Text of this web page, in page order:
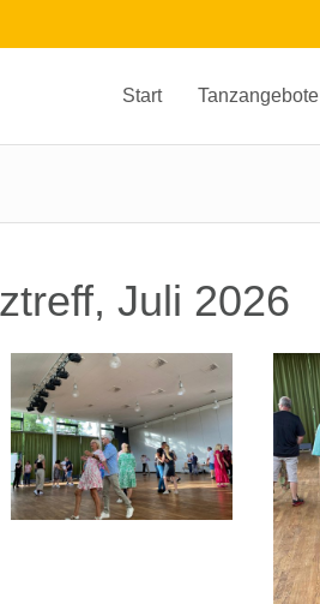
Start Tanzangebote
Juli 2026